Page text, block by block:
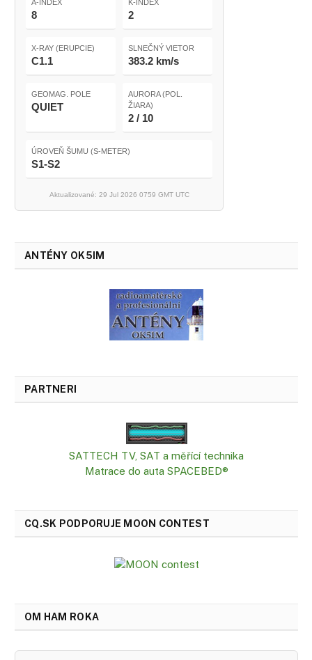
A-INDEX
8
K-INDEX
2
X-RAY (ERUPCIE)
C1.1
SLNEČNÝ VIETOR
383.2 km/s
GEOMAG. POLE
QUIET
AURORA (POL.
ŽIARA)
2 / 10
ÚROVEŇ ŠUMU (S-METER)
S1-S2
Aktualizované: 29 Jul 2026 0759 GMT UTC
ANTÉNY OK5IM
PARTNERI
SATTECH TV, SAT a měřící technika
Matrace do auta SPACEBED®
CQ.SK PODPORUJE MOON CONTEST
OM HAM ROKA